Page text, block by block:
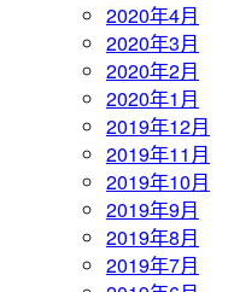
2020年4月
2020年3月
2020年2月
2020年1月
2019年12月
2019年11月
2019年10月
2019年9月
2019年8月
2019年7月